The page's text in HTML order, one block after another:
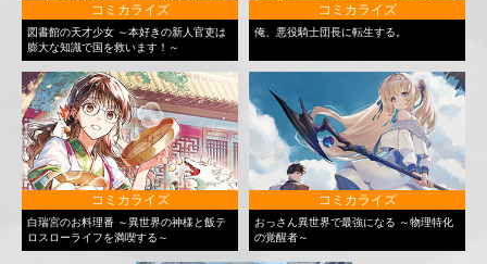
コミカライズ
図書館の天才少女 ～本好きの新人官吏は
膨大な知識で国を救います！～
コミカライズ
俺、悪役騎士団長に転生する。
コミカライズ
白瑞宮のお料理番 ～異世界の神様と飯テ
ロスローライフを満喫する～
コミカライズ
おっさん異世界で最強になる ～物理特化
の覚醒者～